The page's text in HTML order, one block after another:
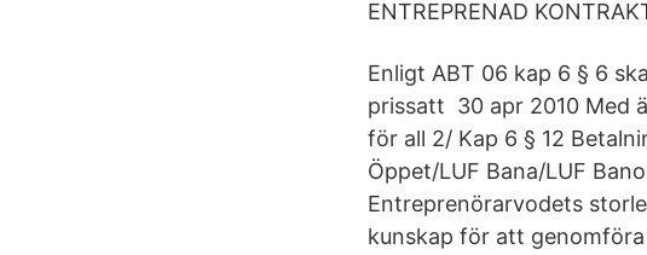
ENTREPRENAD
Enligt ABT 06 kap 6 § 6
prissatt 30 apr 2010 Med
för all 2/ Kap 6 § 12
Öppet/LUF Bana/LUF
Entreprenörarvodets
kunskap för att